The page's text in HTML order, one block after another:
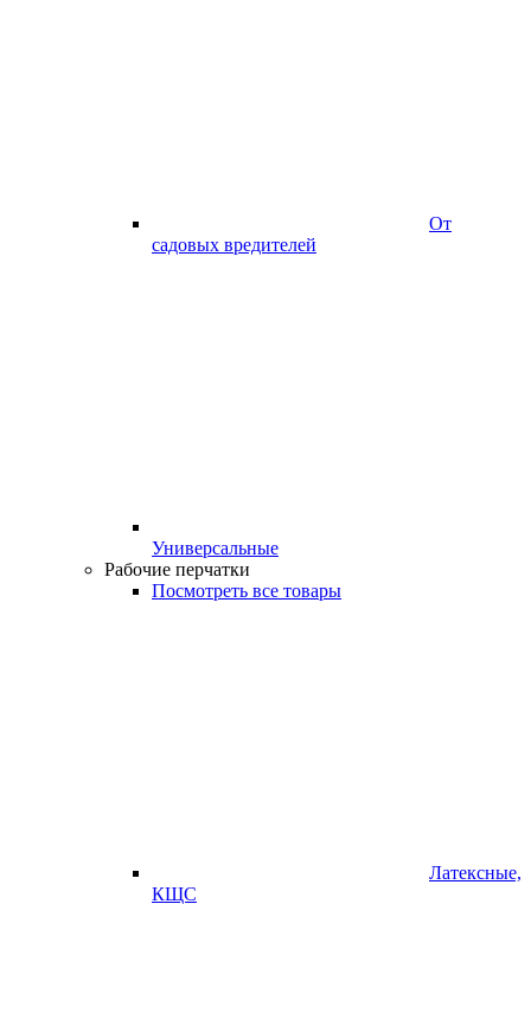
От
садовых вредителей
Универсальные
Рабочие перчатки
Посмотреть все товары
Латексные,
КЩС